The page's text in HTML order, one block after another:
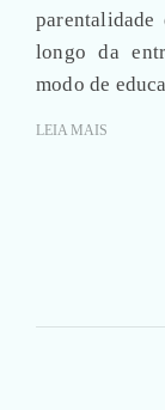
longo da
modo de
LEIA MAIS